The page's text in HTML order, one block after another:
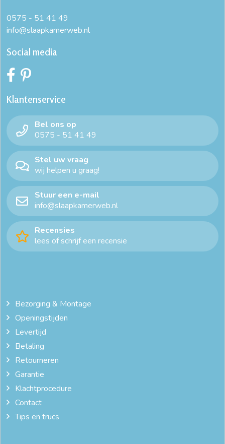
0575 - 51 41 49
info@slaapkamerweb.nl
Social media
Klantenservice
Bel ons op
0575 - 51 41 49
Stel uw vraag
wij helpen u graag!
Stuur een e-mail
info@slaapkamerweb.nl
Recensies
lees of schrijf een recensie
Bezorging & Montage
Openingstijden
Levertijd
Betaling
Retourneren
Garantie
Klachtprocedure
Contact
Tips en trucs